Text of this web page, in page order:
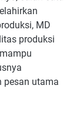
MD
produksi
pesan utama